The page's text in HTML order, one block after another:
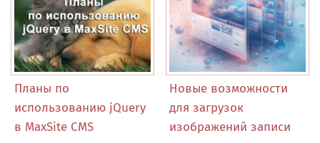
Планы по
использованию jQuery
в MaxSite CMS
Новые возможности
для загрузок
изображений записи